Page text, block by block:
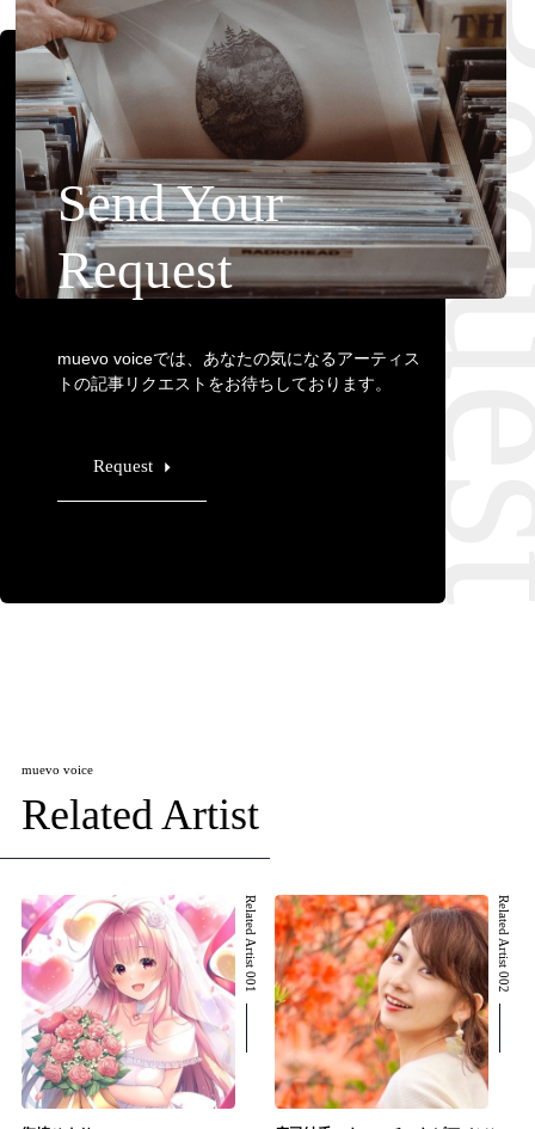
Send Your
Request
muevo voiceでは、あなたの気になるアーティス
トの記事リクエストをお待ちしております。
Request
muevo voice
Related Artist
Related Artist 001 Related Artist 002